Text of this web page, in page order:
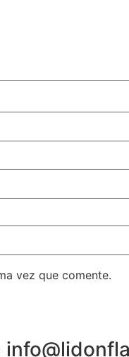
vez que comente.